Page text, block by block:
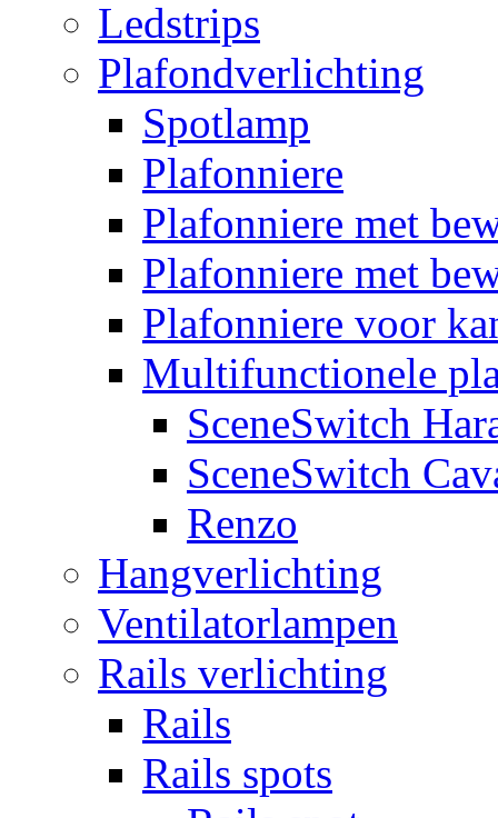
Ledstrips
Plafondverlichting
Spotlamp
Plafonniere
Plafonniere met
Plafonniere met
Plafonniere voor
Multifunctionele
SceneSwitch
SceneSwitch
Renzo
Hangverlichting
Ventilatorlampen
Rails verlichting
Rails
Rails spots